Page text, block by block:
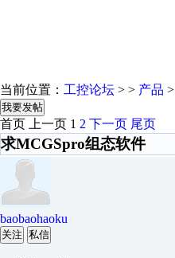
当前位置： 工控论坛 > > 产品 >
我要发帖
首页 上一页 1 2 下一页 尾页
求MCGSpro组态软件
baobaohaoku
关注 私信